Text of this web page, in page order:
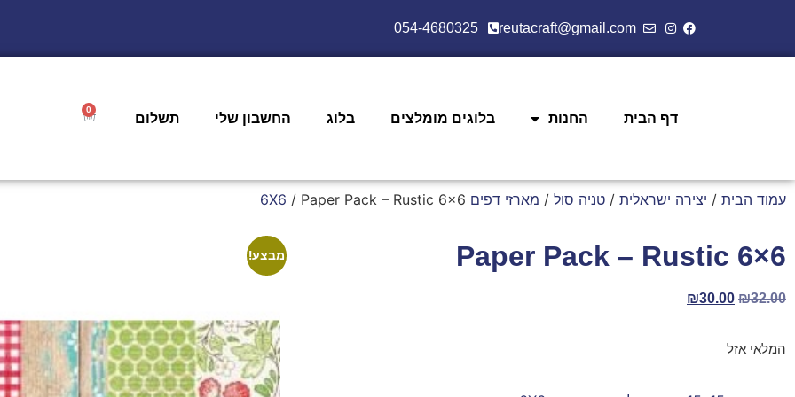
reutacraft@gmail.com
054-4680325
דף הבית החנות בלוגים מומלצים בלוג החשבון שלי תשלום
0
עמוד הבית / יצירה ישראלית / טניה סול / מארזי דפים 6X6 / Paper Pack – Rustic 6×6
Paper Pack – Rustic 6×6
₪32.00
₪30.00
המלאי אזל
מבצע!